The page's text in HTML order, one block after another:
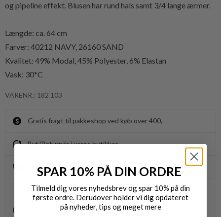
og pipeline effekt. Blusen har rund hals samt 3/4 lange ærmer.
Længde: ca. 64 cm
Farver: 40212 NAVY, 26160 SAND
Kvalitet: 49% Modal, 45% Polyester, 6% Elastan
Vask: 30*C
VARENR.: 182 103
Gratis fragt til pakkeshop ved køb over 400,-
Byt/Returnér i vores butikker
Levering 1-3 dage
OBS.
Ikke alle vores varer på webshoppen, befinder sig i
vores fysiske butikker.
SPAR 10% PÅ DIN ORDRE
Tilmeld dig vores nyhedsbrev og spar 10% på din
første ordre. Derudover holder vi dig opdateret
på nyheder, tips og meget mere